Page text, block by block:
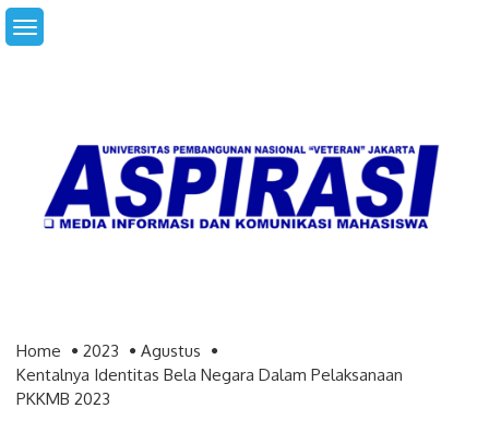
Skip
to
Home 2023
Agustus
Kentalnya Identitas Bela Negara Dalam Pelaksanaan
PKKMB 2023